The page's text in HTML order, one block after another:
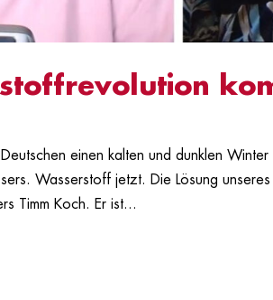
einen kalten und dunklen
Wasserstoff jetzt. Die Lösung
Timm Koch. Er ist...